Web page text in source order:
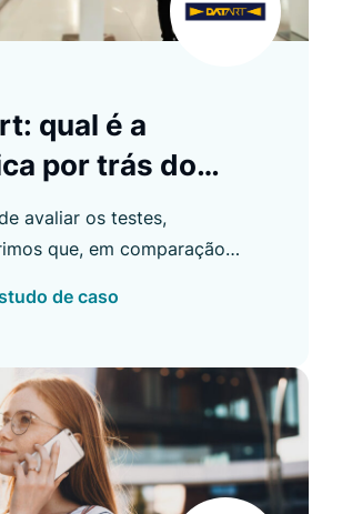
qual é a
por trás do
de 19% na
Teste A/B
avaliar os testes,
que, em comparação
Luigi's Box foi
de idioma da loja virtual.
de caso